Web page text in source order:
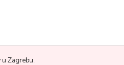
u Zagrebu.